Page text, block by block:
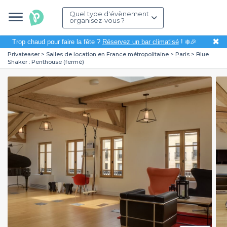
Quel type d'évènement
organisez-vous ?
Trop chaud pour faire la fête ? Réservez un bar climatisé! ❄️🎉 ✖
Privateaser Salles de location en France métropolitaine Paris
Blue
Shaker : Penthouse (fermé)